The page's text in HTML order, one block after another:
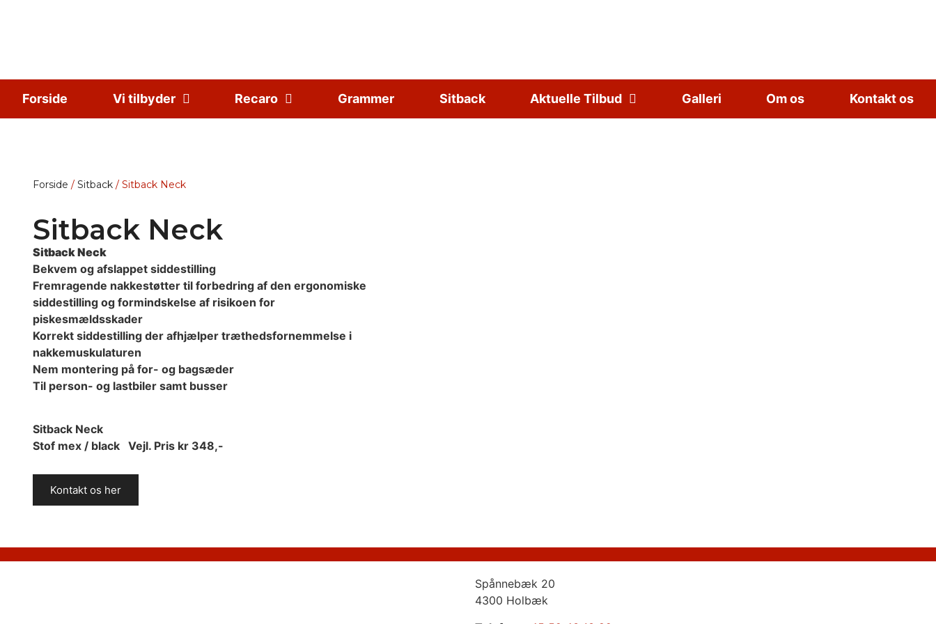
Forside Vi tilbyder Recaro Grammer Sitback Aktuelle Tilbud Galleri Om os Kontakt os
Forside / Sitback / Sitback Neck
Sitback Neck
Sitback Neck
Bekvem og afslappet siddestilling
Fremragende nakkestøtter til forbedring af den ergonomiske
siddestilling og formindskelse af risikoen for
piskesmældsskader
Korrekt siddestilling der afhjælper træthedsfornemmelse i
nakkemuskulaturen
Nem montering på for- og bagsæder
Til person- og lastbiler samt busser
Sitback Neck
Stof mex / black Vejl. Pris kr 348,-
Kontakt os her
Spånnebæk 20
4300 Holbæk